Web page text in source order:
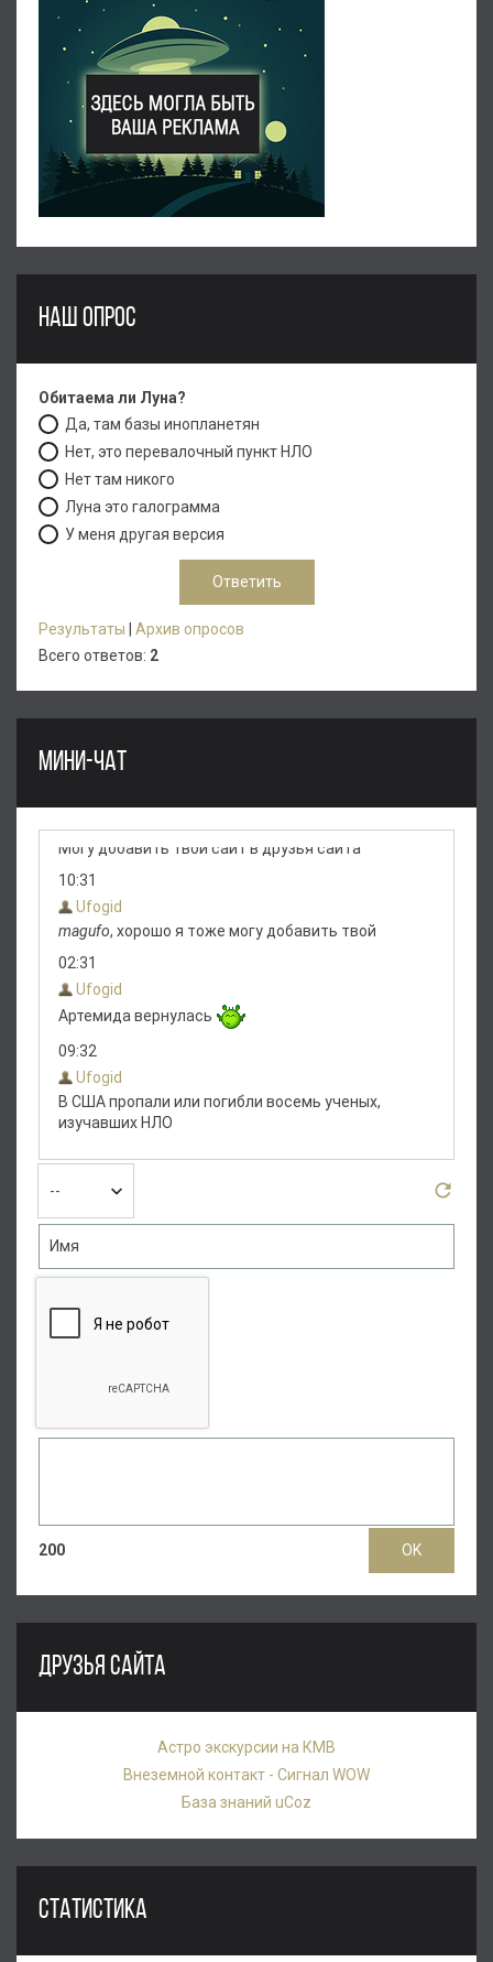
НАШ ОПРОС
Обитаема ли Луна?
Да, там базы инопланетян
Нет, это перевалочный пункт НЛО
Нет там никого
Луна это галограмма
У меня другая версия
Результаты
Архив опросов
Всего ответов: 2
МИНИ-ЧАТ
200
ДРУЗЬЯ САЙТА
Астро экскурсии на КМВ
Внеземной контакт - Сигнал WOW
База знаний uCoz
СТАТИСТИКА